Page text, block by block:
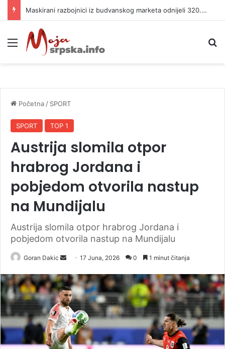
Maskirani razbojnici iz budvanskog marketa odnijeli 320.000 evra
Meni
Početna / SPORT
SPORT TOP 1
Austrija slomila otpor
hrabrog Jordana i
pobjedom otvorila nastup
na Mundijalu
Austrija slomila otpor hrabrog Jordana i
pobjedom otvorila nastup na Mundijalu
Goran Dakic
n
d
a
n
e
m
17 Juna, 2026 0 1 minut čitanja